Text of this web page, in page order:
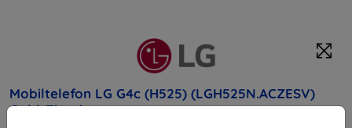
Mobiltelefon LG G4c (H525) (LGH525N.ACZESV)
Gold-Titanium